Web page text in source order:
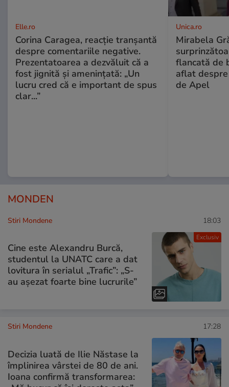
Elle.ro
Corina Caragea, reacție tranșantă
despre comentariile negative.
Prezentatoarea a dezvăluit că a
fost jignită și amenințată: „Un
lucru cred că e important de spus
clar...”
Unica.ro
Mirabela
flancată de
aflat
de Apel
MONDEN
Exclusiv
Stiri Mondene 18:03
Cine este Alexandru Burcă,
studentul la UNATC care a dat
lovitura în serialul „Trafic”: „S-
au așezat foarte bine lucrurile”
Stiri Mondene 17:28
Decizia luată de Ilie Năstase la
împlinirea vârstei de 80 de ani.
Ioana confirmă transformarea: